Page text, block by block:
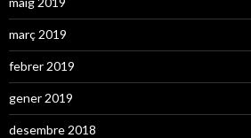
març 2019
febrer 2019
gener 2019
desembre 2018